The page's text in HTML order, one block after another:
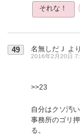
それな！
49 名無しだＪ より
2016年2月20日
>>23
自分はクソ汚
事務所のゴリ
る。